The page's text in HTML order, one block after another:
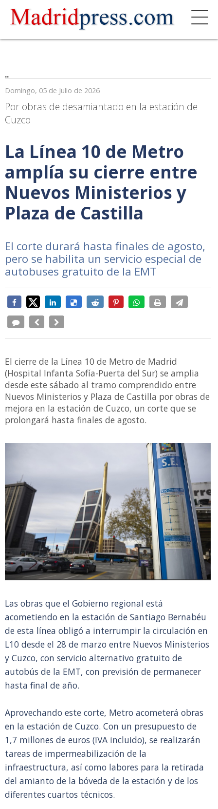
..
Domingo, 05 de Julio de 2026
Por obras de desamiantado en la estación de
Cuzco
La Línea 10 de Metro
amplía su cierre entre
Nuevos Ministerios y
Plaza de Castilla
El corte durará hasta finales de agosto,
pero se habilita un servicio especial de
autobuses gratuito de la EMT
El cierre de la Línea 10 de Metro de Madrid
(Hospital Infanta Sofía-Puerta del Sur) se amplia
desde este sábado al tramo comprendido entre
Nuevos Ministerios y Plaza de Castilla por obras de
mejora en la estación de Cuzco, un corte que se
prolongará hasta finales de agosto.
Las obras que el Gobierno regional está
acometiendo en la estación de Santiago Bernabéu
de esta línea obligó a interrumpir la circulación en
L10 desde el 28 de marzo entre Nuevos Ministerios
y Cuzco, con servicio alternativo gratuito de
autobús de la EMT, con previsión de permanecer
hasta final de año.
Aprovechando este corte, Metro acometerá obras
en la estación de Cuzco. Con un presupuesto de
1,7 millones de euros (IVA incluido), se realizarán
tareas de impermeabilización de la
infraestructura, así como labores para la retirada
del amianto de la bóveda de la estación y de los
diferentes cuartos técnicos.